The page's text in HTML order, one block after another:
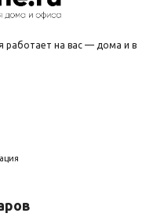
работает на вас — дома и в